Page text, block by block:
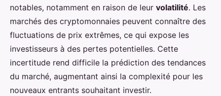
notables, notamment en raison de leur volatilité. Les
marchés des cryptomonnaies peuvent connaître des
fluctuations de prix extrêmes, ce qui expose les
investisseurs à des pertes potentielles. Cette
incertitude rend difficile la prédiction des tendances
du marché, augmentant ainsi la complexité pour les
nouveaux entrants souhaitant investir.